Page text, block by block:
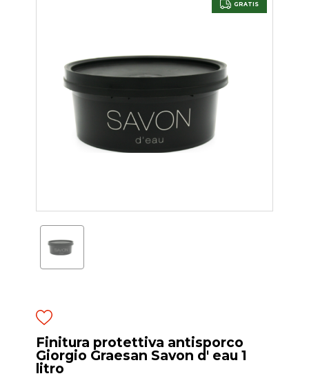
GRATIS
Finitura protettiva antisporco
Giorgio Graesan Savon d' eau 1
litro